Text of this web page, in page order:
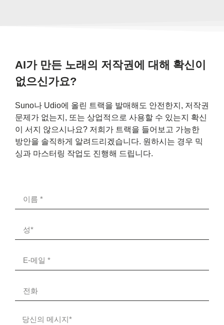
AI가 만든 노래의 저작권에 대해 확신이
없으신가요?
Suno나 Udio에 올린 트랙을 발매해도 안전한지, 저작권
문제가 없는지, 또는 상업적으로 사용할 수 있는지 확신
이 서지 않으시나요? 저희가 트랙을 들어보고 가능한
방안을 솔직하게 알려드리겠습니다. 원하시는 경우 믹
싱과 마스터링 작업도 진행해 드립니다.